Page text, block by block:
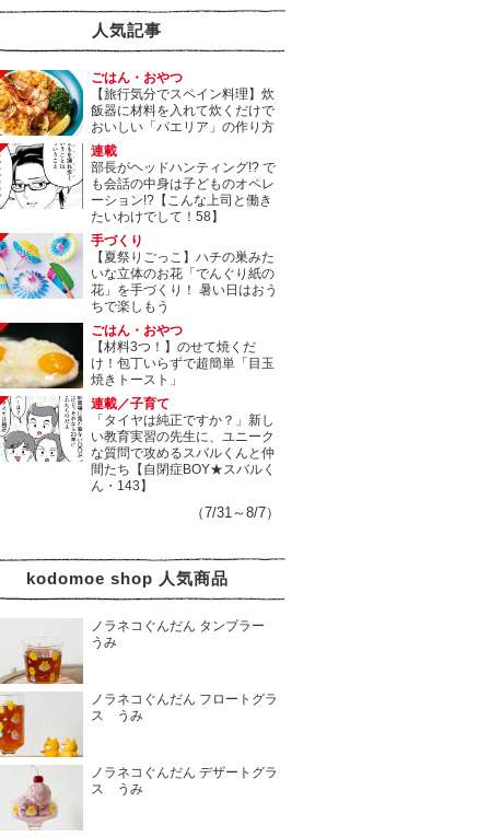
人気記事
ごはん・おやつ
【旅行気分でスペイン料理】炊
飯器に材料を入れて炊くだけで
おいしい「パエリア」の作り方
連載
部長がヘッドハンティング!? で
も会話の中身は子どものオペレ
ーション!?【こんな上司と働き
たいわけでして！58】
手づくり
【夏祭りごっこ】ハチの巣みた
いな立体のお花「でんぐり紙の
花」を手づくり！ 暑い日はおう
ちで楽しもう
ごはん・おやつ
【材料3つ！】のせて焼くだ
け！包丁いらずで超簡単「目玉
焼きトースト」
連載／子育て
「タイヤは純正ですか？」新し
い教育実習の先生に、ユニーク
な質問で攻めるスバルくんと仲
間たち【自閉症BOY★スバルく
ん・143】
（7/31～8/7）
kodomoe shop 人気商品
ノラネコぐんだん タンブラー
うみ
ノラネコぐんだん フロートグラ
ス うみ
ノラネコぐんだん デザートグラ
ス うみ